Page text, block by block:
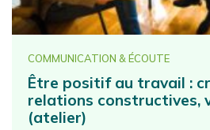
COMMUNICATION & ÉCOUTE
Être positif au travail :
relations constructives,
(atelier)